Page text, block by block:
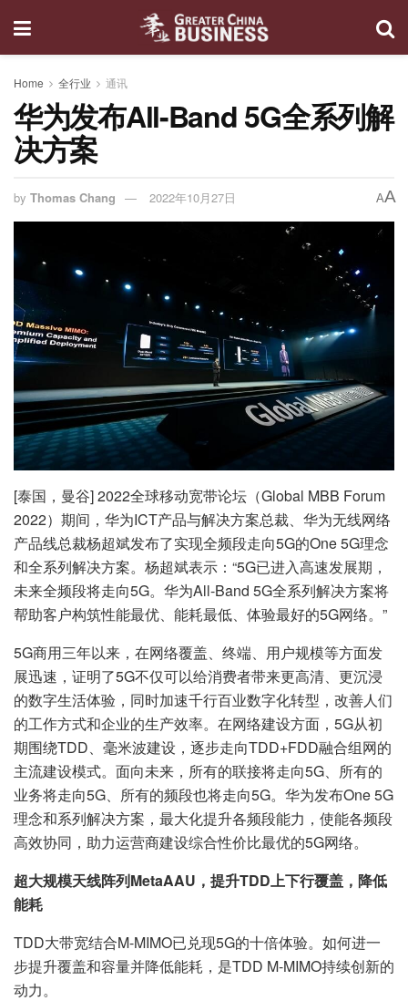
Home 全行业 通讯
华为发布All-Band 5G全系列解
决方案
by Thomas Chang 2022年10月27日 AA
[泰国，曼谷] 2022全球移动宽带论坛（Global MBB Forum
2022）期间，华为ICT产品与解决方案总裁、华为无线网络
产品线总裁杨超斌发布了实现全频段走向5G的One 5G理念
和全系列解决方案。杨超斌表示：“5G已进入高速发展期，
未来全频段将走向5G。华为All-Band 5G全系列解决方案将
帮助客户构筑性能最优、能耗最低、体验最好的5G网络。”
5G商用三年以来，在网络覆盖、终端、用户规模等方面发
展迅速，证明了5G不仅可以给消费者带来更高清、更沉浸
的数字生活体验，同时加速千行百业数字化转型，改善人们
的工作方式和企业的生产效率。在网络建设方面，5G从初
期围绕TDD、毫米波建设，逐步走向TDD+FDD融合组网的
主流建设模式。面向未来，所有的联接将走向5G、所有的
业务将走向5G、所有的频段也将走向5G。华为发布One 5G
理念和系列解决方案，最大化提升各频段能力，使能各频段
高效协同，助力运营商建设综合性价比最优的5G网络。
超大规模天线阵列MetaAAU，提升TDD上下行覆盖，降低
能耗
TDD大带宽结合M-MIMO已兑现5G的十倍体验。如何进一
步提升覆盖和容量并降低能耗，是TDD M-MIMO持续创新的
动力。